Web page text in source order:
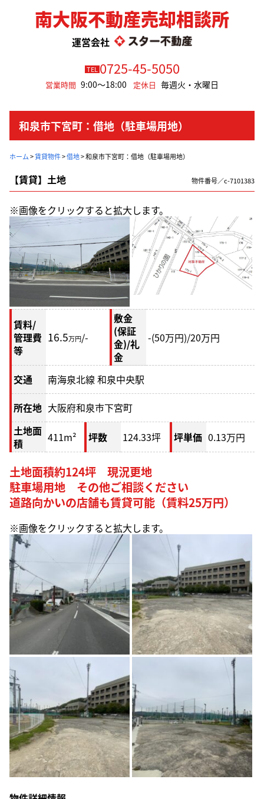
南大阪不動産売却相談所
運営会社
TEL0725-45-5050
営業時間 9:00～18:00 定休日 毎週火・水曜日
和泉市下宮町：借地（駐車場用地）
ホーム>賃貸物件>借地>和泉市下宮町：借地（駐車場用地）
【賃貸】土地 物件番号／c-7101383
※画像をクリックすると拡大します。
賃料/
管理費
等
16.5万円/-
敷金
(保証
金)/礼
金
-(50万円)/20万円
交通
南海泉北線 和泉中央駅
所在地 大阪府和泉市下宮町
土地面
積
411m² 坪数 124.33坪 坪単価 0.13万円
土地面積約124坪 現況更地
駐車場用地 その他ご相談ください
道路向かいの店舗も賃貸可能（賃料25万円）
※画像をクリックすると拡大します。